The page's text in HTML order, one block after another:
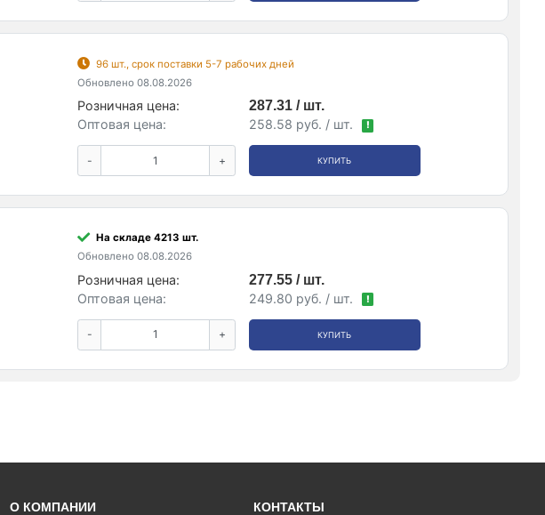
96 шт., срок поставки 5-7 рабочих дней
Обновлено 08.08.2026
Розничная цена:
287.31 / шт.
Оптовая цена:
258.58 руб. / шт. !
- + КУПИТЬ
На складе 4213 шт.
Обновлено 08.08.2026
Розничная цена:
277.55 / шт.
Оптовая цена:
249.80 руб. / шт. !
- + КУПИТЬ
О КОМПАНИИ КОНТАКТЫ